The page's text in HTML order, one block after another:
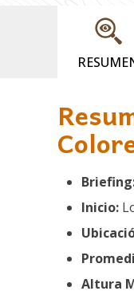
Inicio:
Altura